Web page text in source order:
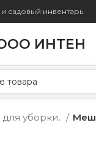
садовый инвентарь
ИНТЕН
уборки.